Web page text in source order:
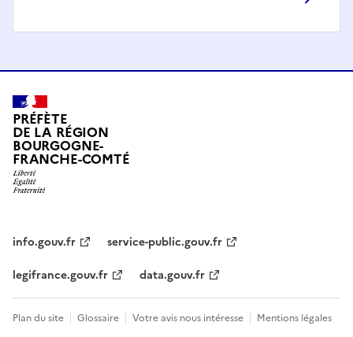
PRÉFÈTE
DE LA RÉGION
BOURGOGNE-
FRANCHE-COMTÉ
info.gouv.fr
service-public.gouv.fr
legifrance.gouv.fr
data.gouv.fr
Plan du site Glossaire Votre avis nous intéresse Mentions légales